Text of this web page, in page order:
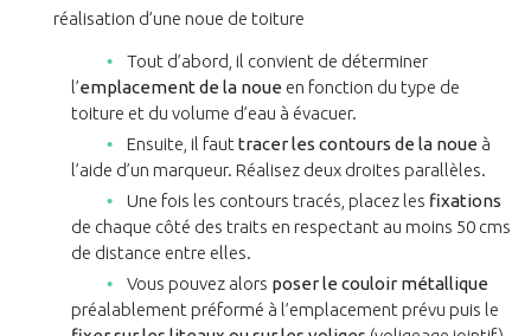
réalisation d’une noue de toiture
Tout d’abord, il convient de déterminer
l’emplacement de la noue en fonction du type de
toiture et du volume d’eau à évacuer.
Ensuite, il faut tracer les contours de la noue à
l’aide d’un marqueur. Réalisez deux droites parallèles.
Une fois les contours tracés, placez les fixations
de chaque côté des traits en respectant au moins 50 cms
de distance entre elles.
Vous pouvez alors poser le couloir métallique
préalablement préformé à l’emplacement prévu puis le